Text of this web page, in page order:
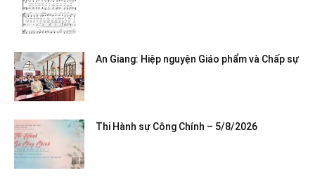
An Giang: Hiệp nguyện Giáo phẩm và Chấp sự
Thi Hành sự Công Chính – 5/8/2026